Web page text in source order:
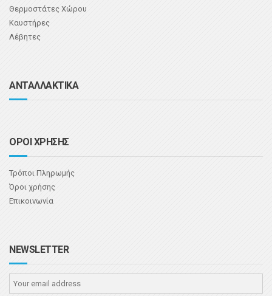
Θερμοστάτες Χώρου
Καυστήρες
Λέβητες
ΑΝΤΑΛΛΑΚΤΙΚΑ
ΟΡΟΙ ΧΡΗΣΗΣ
Τρόποι Πληρωμής
Όροι χρήσης
Επικοινωνία
NEWSLETTER